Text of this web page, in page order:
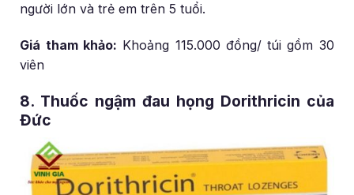
người lớn và trẻ em trên 5 tuổi.
Giá tham khảo: Khoảng 115.000 đồng/ túi gồm 30
viên
8. Thuốc ngậm đau họng Dorithricin của
Đức